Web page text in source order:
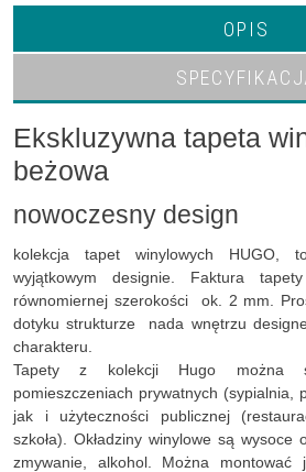
OPIS
Ekskluzywna tapeta
beżowa
nowoczesny design
kolekcja tapet winylowych
wyjątkowym designie. Faktura
równomiernej szerokości ok. 2 mm.
dotyku strukturze nada wnętrzu
charakteru.
Tapety z kolekcji Hugo można
pomieszczeniach prywatnych (sypialnia,
jak i użyteczności publicznej
szkoła). Okładziny winylowe są wysoce
zmywanie, alkohol. Można montować